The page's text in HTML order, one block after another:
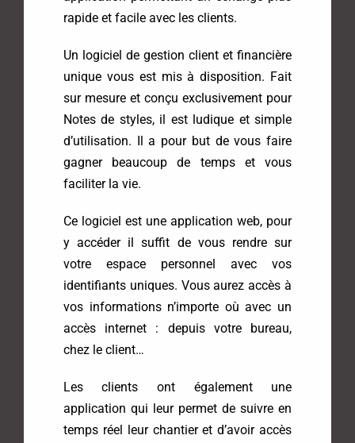
rapide et facile avec les clients.
Un logiciel de gestion client et financière
unique vous est mis à disposition. Fait
sur mesure et conçu exclusivement pour
Notes de styles, il est ludique et simple
d’utilisation. Il a pour but de vous faire
gagner beaucoup de temps et vous
faciliter la vie.
Ce logiciel est une application web, pour
y accéder il suffit de vous rendre sur
votre espace personnel avec vos
identifiants uniques. Vous aurez accès à
vos informations n’importe où avec un
accès internet : depuis votre bureau,
chez le client…
Les clients ont également une
application qui leur permet de suivre en
temps réel leur chantier et d’avoir accès